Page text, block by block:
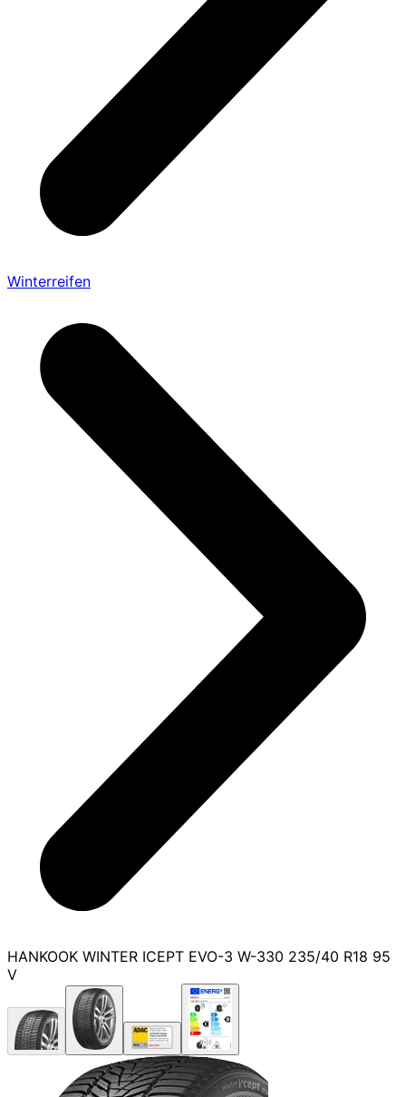
Winterreifen
HANKOOK WINTER ICEPT EVO-3 W-330 235/40 R18 95
V